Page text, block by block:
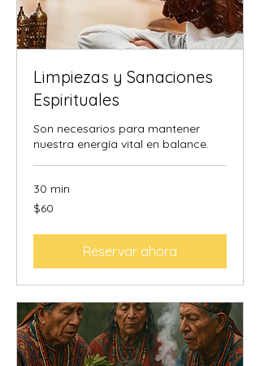
Limpiezas y Sanaciones
Espirituales
Son necesarios para mantener
nuestra energía vital en balance.
30 min
60
dólares
$60
Reservar ahora